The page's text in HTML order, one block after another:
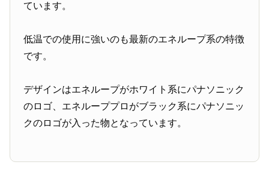
ています。
低温での使用に強いのも最新のエネループ系の特徴
です。
デザインはエネループがホワイト系にパナソニック
のロゴ、エネループプロがブラック系にパナソニッ
クのロゴが入った物となっています。